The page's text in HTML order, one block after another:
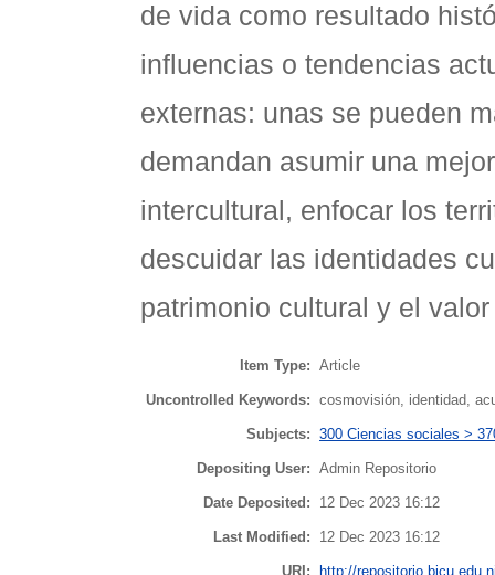
de vida como resultado
influencias o tendencias
externas: unas se pueden
demandan asumir una
intercultural, enfocar los
descuidar las identidades
patrimonio cultural y el
Item Type: Article
Uncontrolled Keywords: cosmovisión, identidad,
Subjects: 300 Ciencias sociales >
Depositing User: Admin Repositorio
Date Deposited: 12 Dec 2023 16:12
Last Modified: 12 Dec 2023 16:12
URI: http://